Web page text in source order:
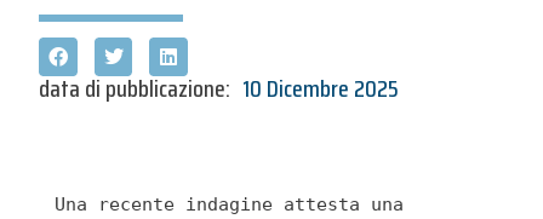
data di pubblicazione: 10 Dicembre 2025
Una recente indagine attesta una